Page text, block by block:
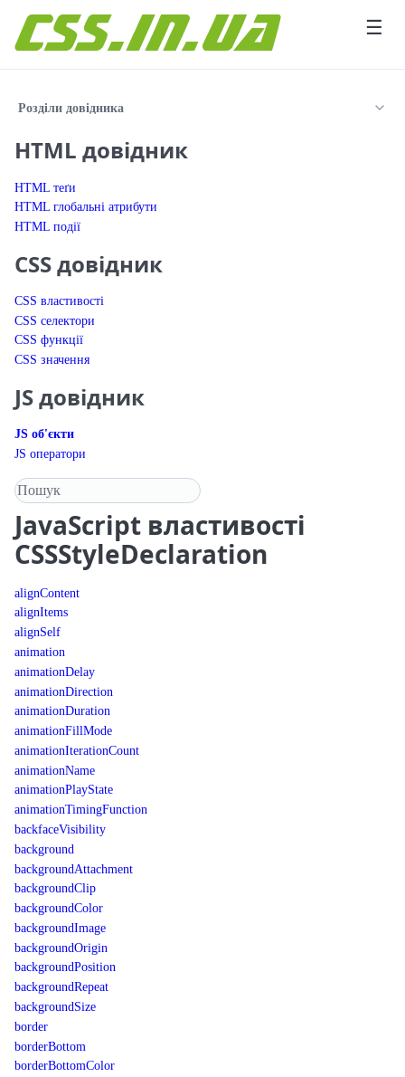
☰
Розділи довідника
HTML довідник
HTML теґи
HTML глобальні атрибути
HTML події
CSS довідник
CSS властивості
CSS селектори
CSS функції
CSS значення
JS довідник
JS об'єкти
JS оператори
Пошук у довіднику
JavaScript властивості
CSSStyleDeclaration
alignContent
alignItems
alignSelf
animation
animationDelay
animationDirection
animationDuration
animationFillMode
animationIterationCount
animationName
animationPlayState
animationTimingFunction
backfaceVisibility
background
backgroundAttachment
backgroundClip
backgroundColor
backgroundImage
backgroundOrigin
backgroundPosition
backgroundRepeat
backgroundSize
border
borderBottom
borderBottomColor